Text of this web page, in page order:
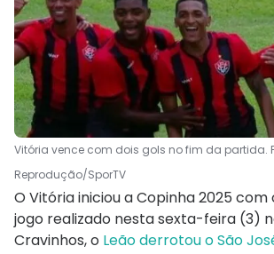
Vitória vence com dois gols no fim da partida.
Reprodução/SporTV
O Vitória iniciou a Copinha 2025 com
jogo realizado nesta sexta-feira (3)
Cravinhos, o Leão derrotou o São